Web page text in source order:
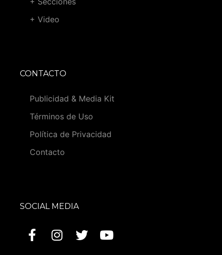
+ Video
CONTACTO
Publicidad & Media Kit
Términos de Uso
Política de Privacidad
Contacto
SOCIAL MEDIA